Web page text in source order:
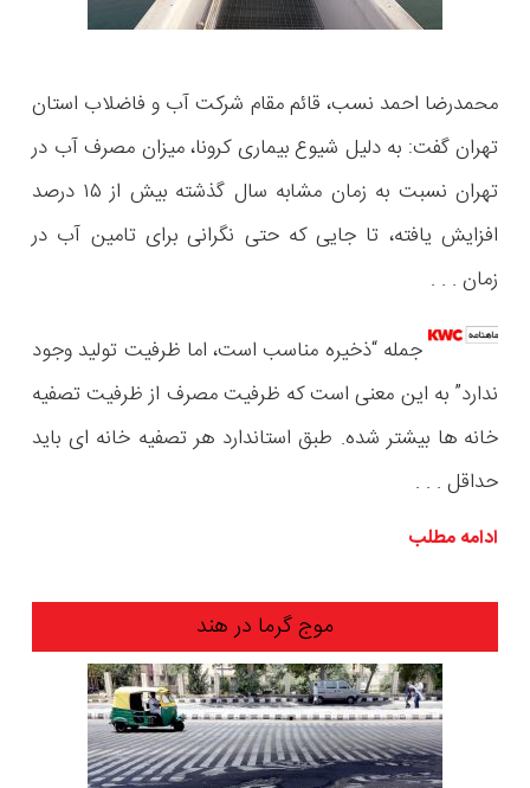
محمدرضا احمد نسب، قائم مقام شرکت آب و فاضلاب استان
تهران گفت: به دلیل شیوع بیماری کرونا، میزان مصرف آب در
تهران نسبت به زمان مشابه سال گذشته بیش از ۱۵ درصد
افزایش یافته، تا جایی که حتی نگرانی برای تامین آب در
زمان . . .
جمله “ذخیره مناسب است، اما ظرفیت تولید وجود
ندارد” به این معنی است که ظرفیت مصرف از ظرفیت تصفیه
خانه ها بیشتر شده. طبق استاندارد هر تصفیه خانه ای باید
حداقل . . .
ادامه مطلب
موج گرما در هند